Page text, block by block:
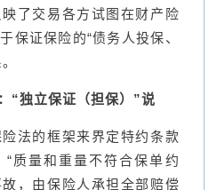
了交易各方试图在财产险
保证保险的“债务人投保、
“独立保证（担保）”说
法的框架来界定特约条款
质量和重量不符合保单约
，由保险人承担全部赔偿